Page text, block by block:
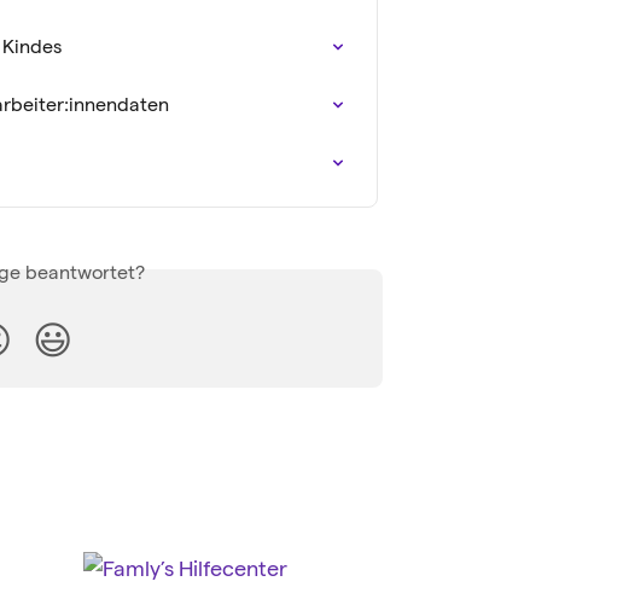
beantwortet?
😃